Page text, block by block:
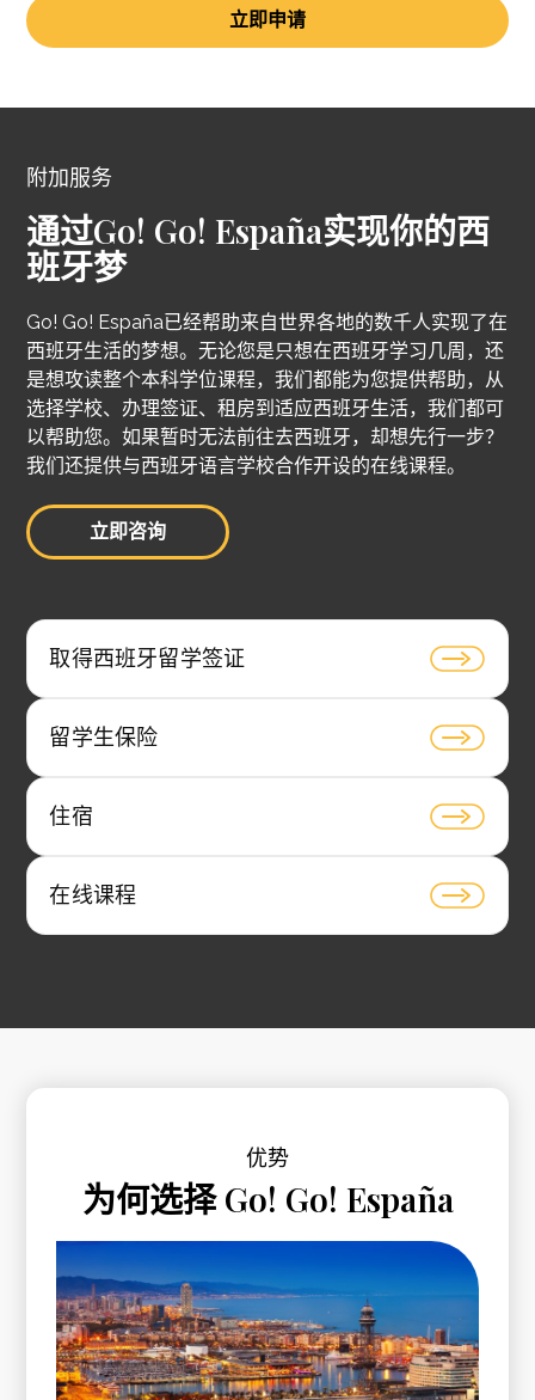
立即申请
附加服务
通过Go! Go! España实现你的西
班牙梦
Go! Go! España已经帮助来自世界各地的数千人实现了在
西班牙生活的梦想。无论您是只想在西班牙学习几周，还
是想攻读整个本科学位课程，我们都能为您提供帮助，从
选择学校、办理签证、租房到适应西班牙生活，我们都可
以帮助您。如果暂时无法前往去西班牙，却想先行一步？
我们还提供与西班牙语言学校合作开设的在线课程。
立即咨询
取得西班牙留学签证
留学生保险
住宿
在线课程
优势
为何选择 Go! Go! España